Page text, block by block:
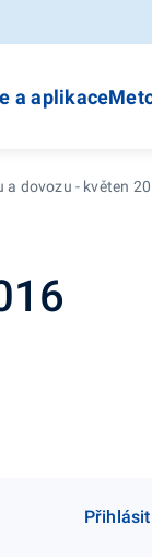
a aplikace
a dovozu - květen